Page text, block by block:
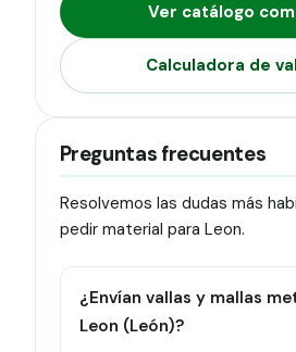
Ver catálogo
Calculadora de
Preguntas frecuentes
Resolvemos las dudas más
pedir material para Leon.
¿Envían vallas y mallas
Leon (León)?